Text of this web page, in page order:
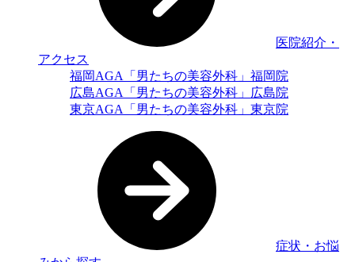
医院紹介・
アクセス
福岡AGA「男たちの美容外科」福岡院
広島AGA「男たちの美容外科」広島院
東京AGA「男たちの美容外科」東京院
症状・お悩